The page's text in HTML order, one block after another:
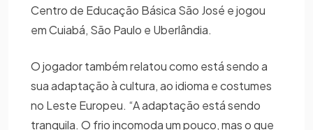
Centro de Educação Básica São José e jogou
em Cuiabá, São Paulo e Uberlândia.
O jogador também relatou como está sendo a
sua adaptação à cultura, ao idioma e costumes
no Leste Europeu. “A adaptação está sendo
tranquila. O frio incomoda um pouco, mas o que